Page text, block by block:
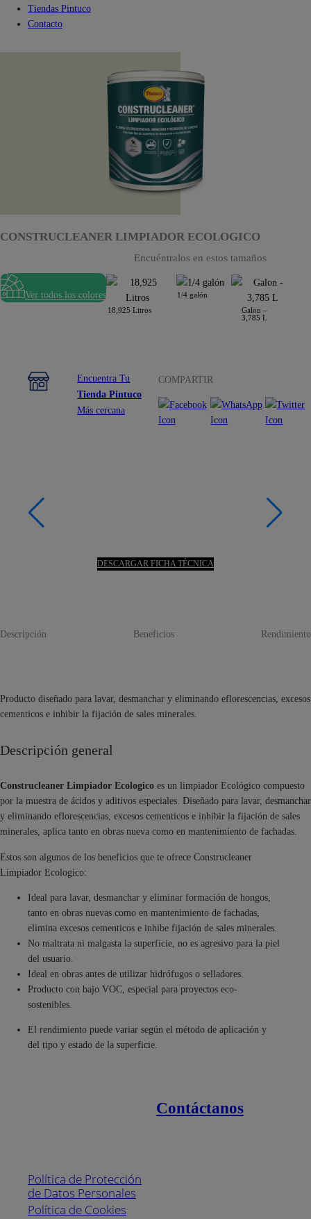
Tiendas Pintuco
Contacto
CONSTRUCLEANER LIMPIADOR ECOLOGICO
Ver todos los colores
Encuéntralos en estos tamaños
18,925 Litros
1/4 galón
Galon –
3,785 L
Encuentra Tu
Tienda Pintuco
Más cercana
COMPARTIR
DESCARGAR FICHA TÉCNICA
Descripción Beneficios Rendimiento
Producto diseñado para lavar, desmanchar y eliminando eflorescencias, excesos
cementicos e inhibir la fijación de sales minerales.
Descripción general
Construcleaner Limpiador Ecologico es un limpiador Ecológico compuesto
por la muestra de ácidos y aditivos especiales. Diseñado para lavar, desmanchar
y eliminando eflorescencias, excesos cementicos e inhibir la fijación de sales
minerales, aplica tanto en obras nueva como en mantenimiento de fachadas.
Estos son algunos de los beneficios que te ofrece Construcleaner
Limpiador Ecologico:
Ideal para lavar, desmanchar y eliminar formación de hongos,
tanto en obras nuevas como en mantenimiento de fachadas,
elimina excesos cementicos e inhibe fijación de sales minerales.
No maltrata ni malgasta la superficie, no es agresivo para la piel
del usuario.
Ideal en obras antes de utilizar hidrófugos o selladores.
Producto con bajo VOC, especial para proyectos eco-
sostenibles.
El rendimiento puede variar según el método de aplicación y
del tipo y estado de la superficie.
Política de Protección
de Datos Personales
Política de Cookies
Contáctanos